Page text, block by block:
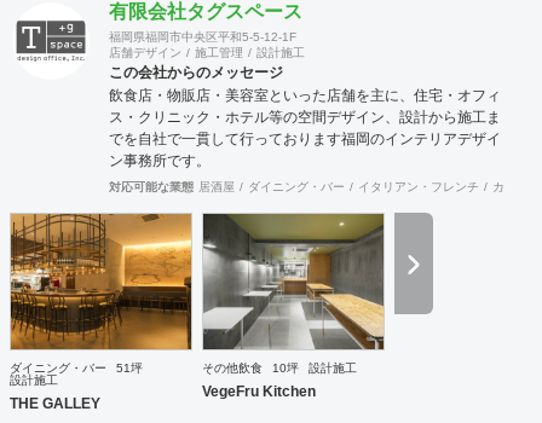
有限会社タグスペース
福岡県福岡市中央区平和5-5-12-1F
店舗デザイン
施工管理 設計施工
この会社からのメッセージ
飲食店・物販店・美容室といった店舗を主に、住宅・オフィ
ス・クリニック・ホテル等の空間デザイン、設計から施工ま
でを自社で一貫して行っております福岡のインテリアデザイ
ン事務所です。
対応可能な業態 居酒屋 ダイニング・バー イタリアン・フレンチ カフェ
ダイニング・バー
51坪
設計施工
THE GALLEY
その他飲食 10坪 設計施工
VegeFru Kitchen